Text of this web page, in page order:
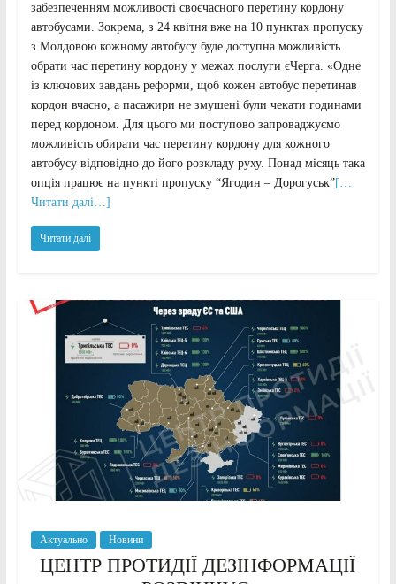
забезпеченням можливості своєчасного перетину кордону
автобусами. Зокрема, з 24 квітня вже на 10 пунктах пропуску
з Молдовою кожному автобусу буде доступна можливість
обрати час перетину кордону у межах послуги єЧерга. «Одне
із ключових завдань реформи, щоб кожен автобус перетинав
кордон вчасно, а пасажири не змушені були чекати годинами
перед кордоном. Для цього ми поступово запроваджуємо
можливість обирати час перетину кордону для кожного
автобусу відповідно до його розкладу руху. Понад місяць така
опція працює на пункті пропуску “Ягодин – Дорогуськ”[…
Читати далі…]
Читати далі
Актуально Новини
ЦЕНТР ПРОТИДІЇ ДЕЗІНФОРМАЦІЇ